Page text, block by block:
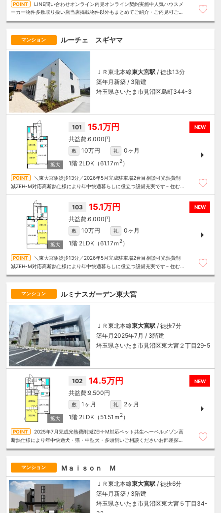
LINE問い合わせオンライン内見オンライン契約実施中人気ハウスメ
ーカー物件多数取り扱い店当店掲載物件以外もまとめてご紹介・ご内見可ご予
マンション ルーチェ スギヤマ
ＪＲ東北本線東大宮駅 / 徒歩13分
築年月新築 / 3階建
埼玉県さいたま市見沼区島町344-3
NEW
101 15.1万円
6,000円
敷 10万円 礼
0ヶ月
1階 2LDK（61.17ｍ 2）
＼東大宮駅徒歩13分／2026年5月完成駐車場2台目相談可光熱費削
減ZEH-M対応高断熱仕様により年中快適暮らしに役立つ設備充実です～住むこ
NEW
103 15.1万円
6,000円
敷 10万円 礼
0ヶ月
1階 2LDK（61.17ｍ 2）
＼東大宮駅徒歩13分／2026年5月完成駐車場2台目相談可光熱費削
減ZEH-M対応高断熱仕様により年中快適暮らしに役立つ設備充実です～住むこ
マンション ルミナスガーデン東大宮
ＪＲ東北本線東大宮駅 / 徒歩7分
築年月2025年7月 / 3階建
埼玉県さいたま市見沼区東大宮２丁目29-5
NEW
102 14.5万円
9,500円
敷 1ヶ月 礼
2ヶ月
1階 2LDK（51.51ｍ2）
2025年7月完成光熱費削減ZEH-M対応ペット共生へーベルメゾン高
断熱仕様により年中快適犬・猫・中型犬・多頭飼いご相談くださいお部屋探し
マンション Ｍａｉｓｏｎ Ｍ
ＪＲ東北本線東大宮駅 / 徒歩6分
築年月新築 / 3階建
埼玉県さいたま市見沼区東大宮５丁目34-